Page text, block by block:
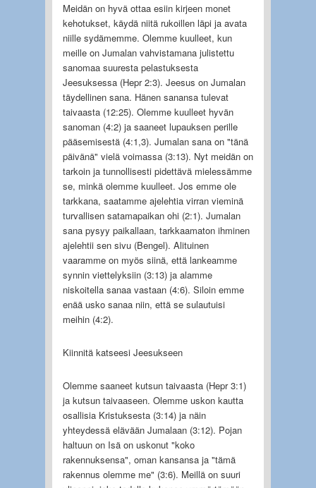
Meidän on hyvä ottaa esiin kirjeen monet
kehotukset, käydä niitä rukoillen läpi ja avata
niille sydämemme. Olemme kuulleet, kun
meille on Jumalan vahvistamana julistettu
sanomaa suuresta pelastuksesta
Jeesuksessa (Hepr 2:3). Jeesus on Jumalan
täydellinen sana. Hänen sanansa tulevat
taivaasta (12:25). Olemme kuulleet hyvän
sanoman (4:2) ja saaneet lupauksen perille
pääsemisestä (4:1,3). Jumalan sana on "tänä
päivänä" vielä voimassa (3:13). Nyt meidän on
tarkoin ja tunnollisesti pidettävä mielessämme
se, minkä olemme kuulleet. Jos emme ole
tarkkana, saatamme ajelehtia virran vieminä
turvallisen satamapaikan ohi (2:1). Jumalan
sana pysyy paikallaan, tarkkaamaton ihminen
ajelehtii sen sivu (Bengel). Alituinen
vaaramme on myös siinä, että lankeamme
synnin viettelyksiin (3:13) ja alamme
niskoitella sanaa vastaan (4:6). Siloin emme
enää usko sanaa niin, että se sulautuisi
meihin (4:2).
Kiinnitä katseesi Jeesukseen
Olemme saaneet kutsun taivaasta (Hepr 3:1)
ja kutsun taivaaseen. Olemme uskon kautta
osallisia Kristuksesta (3:14) ja näin
yhteydessä elävään Jumalaan (3:12). Pojan
haltuun on Isä on uskonut "koko
rakennuksensa", oman kansansa ja "tämä
rakennus olemme me" (3:6). Meillä on suuri